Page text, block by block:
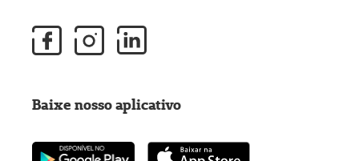
Baixe nosso aplicativo